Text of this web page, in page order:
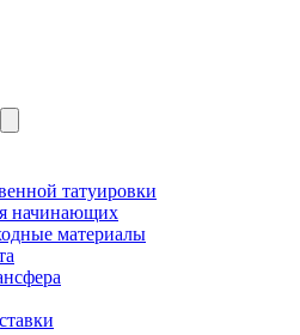
татуировки
начинающих
материалы